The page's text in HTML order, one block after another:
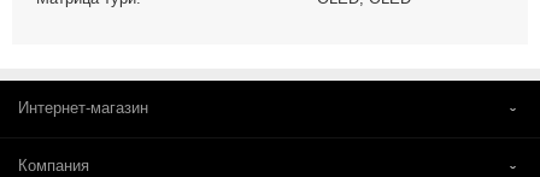
Интернет-магазин
Компания